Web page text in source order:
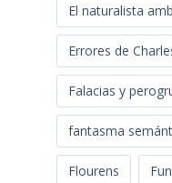
El naturalista
Errores de
Falacias y
fantasma
Flourens